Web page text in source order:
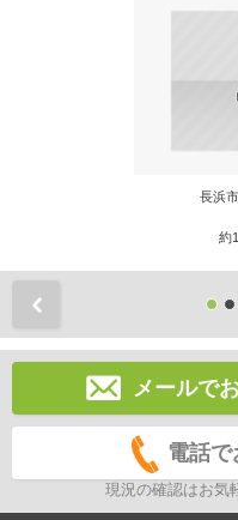
長浜
約
メールで
電話
現況の確認はお気